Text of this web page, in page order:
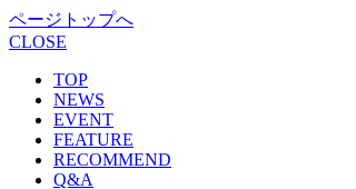
ページトップへ
CLOSE
TOP
NEWS
EVENT
FEATURE
RECOMMEND
Q&A